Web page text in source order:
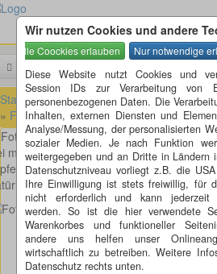
Wir nutzen Cookies und andere
Diese Website nutzt Cookies und
Session IDs zur Verarbeitung von
personenbezogenen Daten. Die
Inhalten, externen Diensten und
Analyse/Messung, der personalisierten
sozialer Medien. Je nach Funktion
weitergegeben und an Dritte in Ländern
Datenschutzniveau vorliegt z.B. die
Ihre Einwilligung ist stets freiwillig, für
nicht erforderlich und kann jederzeit
werden. So ist die hier verwendete
Warenkorbes und funktioneller
andere uns helfen unser
wirtschaftlich zu betreiben. Weitere
Datenschutz rechts unten.
Startseite » Fotorätsel » Fotorätsel 101
» Fotorätsel 102
Fotorätsel 102
meiner letzten Mount Everest
auf diese uralte Seilsicherung
andere. Oder was glaubt ihr?